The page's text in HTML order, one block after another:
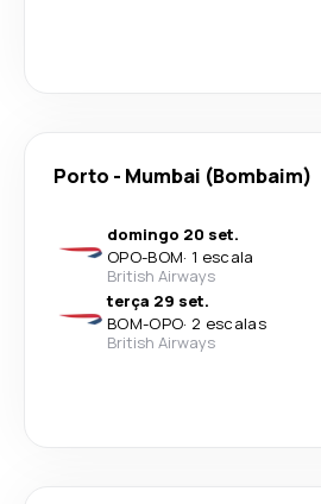
Porto - Mumbai (Bombaim)
domingo 20 set.
OPO-BOM· 1 escala
British Airways
terça 29 set.
BOM-OPO· 2 escalas
British Airways